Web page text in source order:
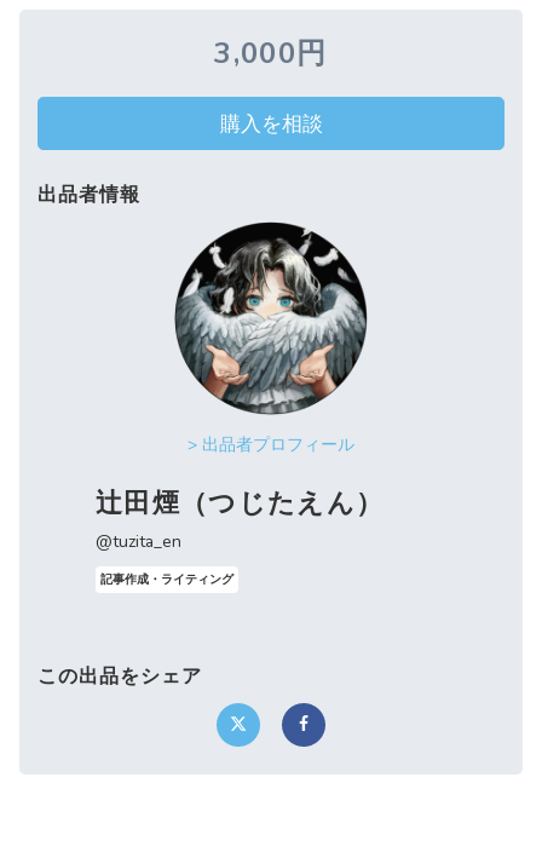
3,000円
購入を相談
出品者情報
> 出品者プロフィール
辻田煙（つじたえん）
@tuzita_en
記事作成・ライティング
この出品をシェア